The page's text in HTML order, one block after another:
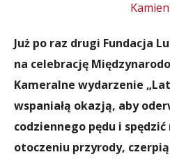
Już po raz drugi Fundacja
na celebrację
Kameralne wydarzenie
wspaniałą okazją, aby
codziennego pędu i
otoczeniu przyrody,